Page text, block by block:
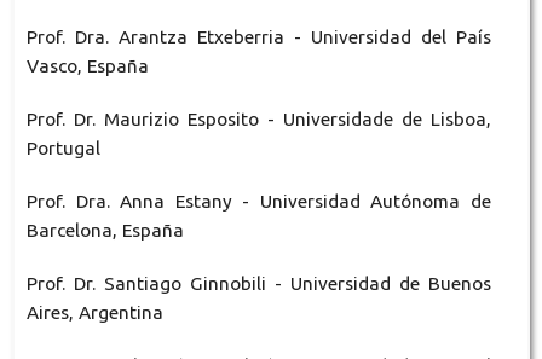
Prof. Dra. Arantza Etxeberria - Universidad del País
Vasco, España
Prof. Dr. Maurizio Esposito - Universidade de Lisboa,
Portugal
Prof. Dra. Anna Estany - Universidad Autónoma de
Barcelona, España
Prof. Dr. Santiago Ginnobili - Universidad de Buenos
Aires, Argentina